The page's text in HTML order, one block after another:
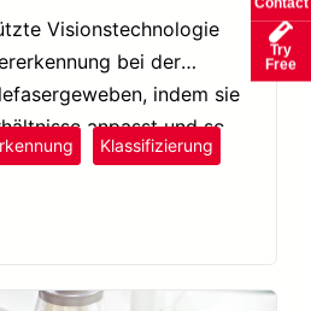
Visionstechnologie
bei der
indem sie
anpasst und so
optimiert.
Klassifizierung
Try
Free